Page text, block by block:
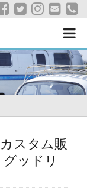
スタム販
ッドリ